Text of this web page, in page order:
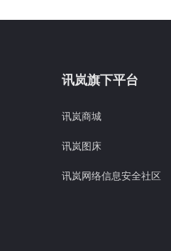
讯岚旗下平台
讯岚商城
讯岚图床
讯岚网络信息安全社区